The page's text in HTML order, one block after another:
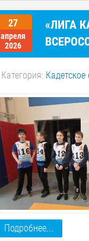
27
апреля
2026
«ЛИГА
Категория:
Подробнее...